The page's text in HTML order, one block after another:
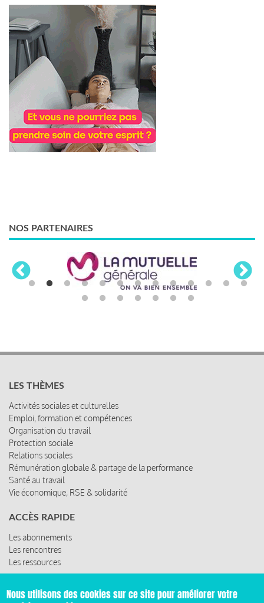
NOS PARTENAIRES
LES THÈMES
Activités sociales et culturelles
Emploi, formation et compétences
Organisation du travail
Protection sociale
Relations sociales
Rémunération globale & partage de la performance
Santé au travail
Vie économique, RSE & solidarité
ACCÈS RAPIDE
Les abonnements
Les rencontres
Les ressources
Nous utilisons des cookies sur ce site pour améliorer votre